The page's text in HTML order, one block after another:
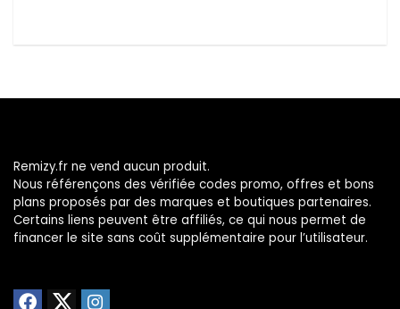
Remizy.fr ne vend aucun produit.
Nous référençons des vérifiée codes promo, offres et bons
plans proposés par des marques et boutiques partenaires.
Certains liens peuvent être affiliés, ce qui nous permet de
financer le site sans coût supplémentaire pour l’utilisateur.